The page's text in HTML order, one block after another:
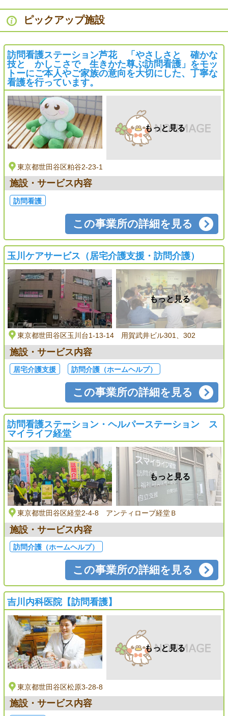
ピックアップ施設
訪問看護ステーション芦花 「やさしさと 確かな
技と かしこさで 生きかた尊ぶ訪問看護」をモッ
トーにご本人やご家族の意向を大切にした、丁寧な
看護を行っています。
もっと見る
東京都世田谷区粕谷2-23-1
施設・サービス内容
訪問看護
この事業所の詳細を見る
玉川ケアサービス（居宅介護支援・訪問介護）
もっと見る
東京都世田谷区玉川台1-13-14 用賀武井ビル301、302
施設・サービス内容
居宅介護支援 訪問介護（ホームヘルプ）
この事業所の詳細を見る
訪問看護ステーション・ヘルパーステーション ス
マイライフ経堂
もっと見る
東京都世田谷区経堂2-4-8 アンティロープ経堂Ｂ
施設・サービス内容
訪問介護（ホームヘルプ）
この事業所の詳細を見る
吉川内科医院【訪問看護】
もっと見る
東京都世田谷区松原3-28-8
施設・サービス内容